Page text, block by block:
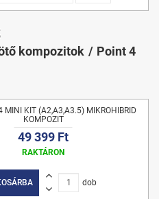
kompozitok
Point 4
MINI KIT (A2,A3,A3.5) MIKROHIBRID
KOMPOZIT
49 399 Ft
RAKTÁRON
dob